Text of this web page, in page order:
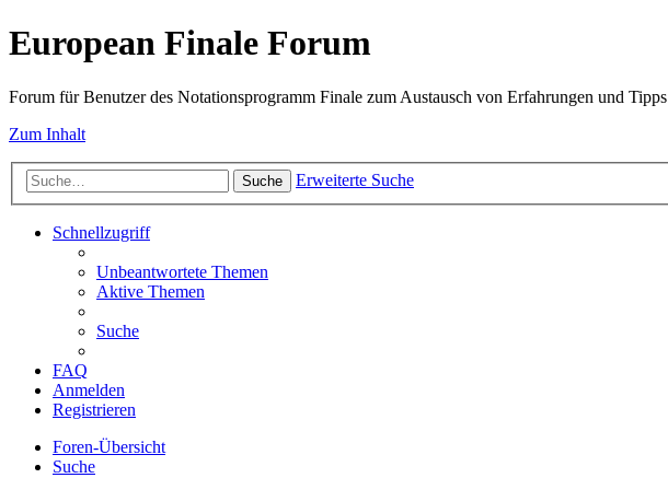
European Finale Forum
Forum für Benutzer des Notationsprogramm Finale zum Austausch von Erfahrungen und Tipps
Zum Inhalt
Suche Erweiterte Suche
Schnellzugriff
Unbeantwortete Themen
Aktive Themen
Suche
FAQ
Anmelden
Registrieren
Foren-Übersicht
Suche